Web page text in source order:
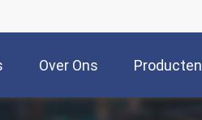
Over Ons Producten